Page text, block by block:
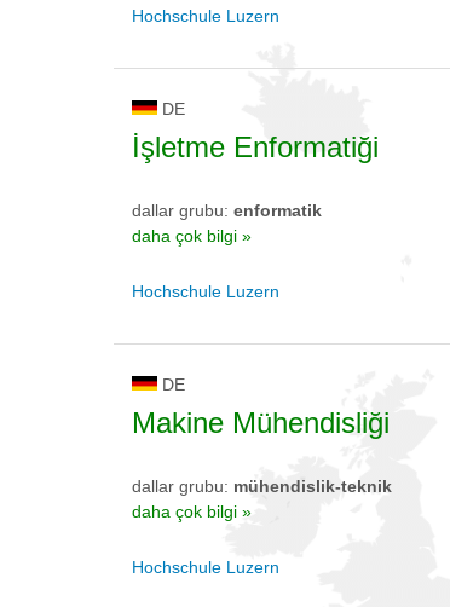
Hochschule Luzern
DE
İşletme Enformatiği
dallar grubu: enformatik
daha çok bilgi »
Hochschule Luzern
DE
Makine Mühendisliği
dallar grubu: mühendislik-teknik
daha çok bilgi »
Hochschule Luzern